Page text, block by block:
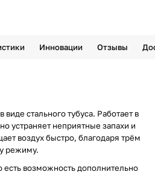
Инновации Отзывы
стального тубуса. Работает в
устраняет неприятные запахи и
воздух быстро, благодаря трём
режиму.
возможность дополнительно